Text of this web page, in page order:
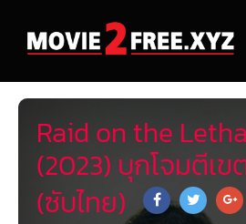
Raid on the
(2023) บุกโจมตีเ
(ซับไทย)